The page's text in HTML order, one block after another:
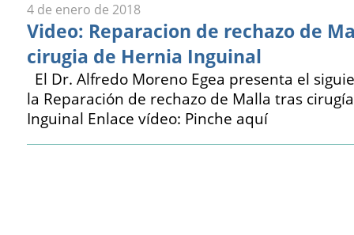
4 de enero de 2018
Video: Reparacion de rechazo de
cirugia de Hernia Inguinal
El Dr. Alfredo Moreno Egea presenta el
la Reparación de rechazo de Malla tras
Inguinal Enlace vídeo: Pinche aquí